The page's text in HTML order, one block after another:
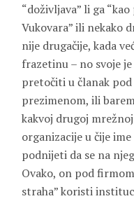
“doživljava” li ga
Vukovara” ili nekako
nije drugačije, kada
frazetinu – no svoje
pretočiti u članak
prezimenom, ili
kakvoj drugoj
organizacije u čije
podnijeti da se na
Ovako, on pod
straha” koristi